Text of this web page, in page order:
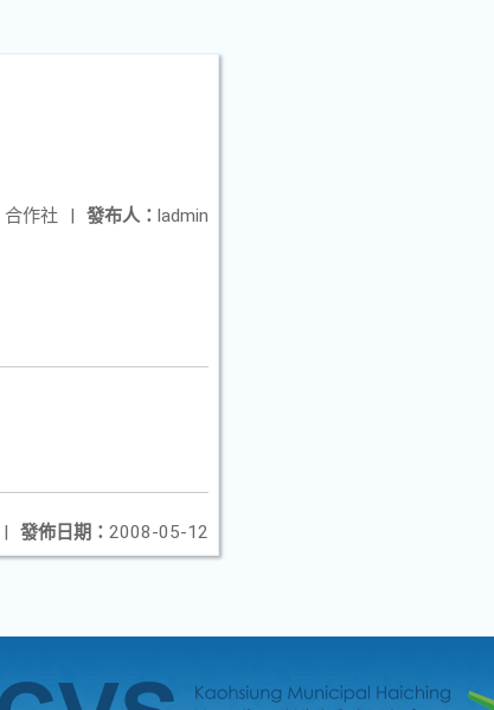
發布人： ladmin
合作社 |
發佈日期： 2008-05-12
|